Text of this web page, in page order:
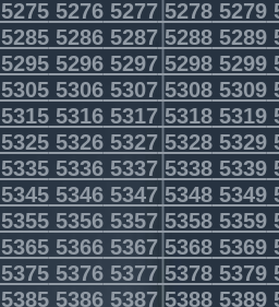
5276527752785279
5286528752885289
5296529752985299
5306530753085309
5316531753185319
5326532753285329
5336533753385339
5346534753485349
5356535753585359
5366536753685369
5376537753785379
5386538753885389